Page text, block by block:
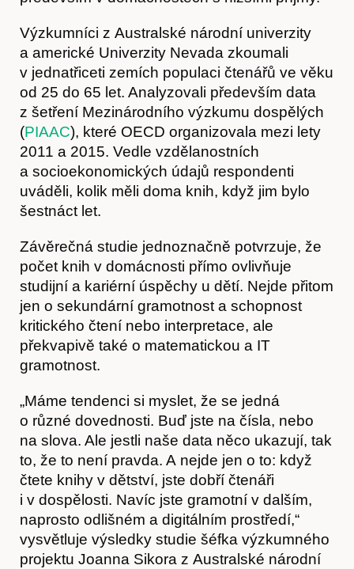
Obchod
Výzkumníci z Australské národní univerzity
a americké Univerzity Nevada zkoumali
v jednatřiceti zemích populaci čtenářů ve věku
od 25 do 65 let. Analyzovali především data
z šetření Mezinárodního výzkumu dospělých
(PIAAC), které OECD organizovala mezi lety
2011 a 2015. Vedle vzdělanostních
a socioekonomických údajů respondenti
uváděli, kolik měli doma knih, když jim bylo
šestnáct let.
Závěrečná studie jednoznačně potvrzuje, že
počet knih v domácnosti přímo ovlivňuje
studijní a kariérní úspěchy u dětí. Nejde přitom
jen o sekundární gramotnost a schopnost
kritického čtení nebo interpretace, ale
překvapivě také o matematickou a IT
gramotnost.
„Máme tendenci si myslet, že se jedná
o různé dovednosti. Buď jste na čísla, nebo
na slova. Ale jestli naše data něco ukazují, tak
to, že to není pravda. A nejde jen o to: když
čtete knihy v dětství, jste dobří čtenáři
i v dospělosti. Navíc jste gramotní v dalším,
naprosto odlišném a digitálním prostředí,“
vysvětluje výsledky studie šéfka výzkumného
projektu Joanna Sikora z Australské národní